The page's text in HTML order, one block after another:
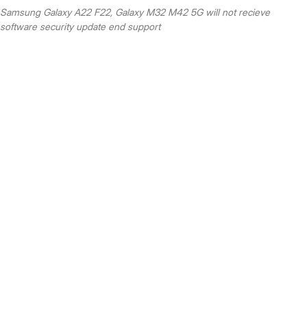
Samsung Galaxy A22 F22, Galaxy M32 M42 5G will not recieve
software security update end support